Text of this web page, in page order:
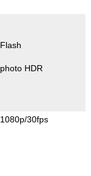
Flash
photo HDR
1080p/30fps